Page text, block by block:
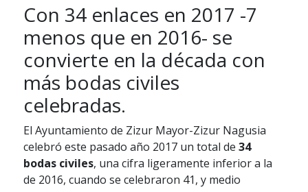
Con 34 enlaces en 2017 -7
menos que en 2016- se
convierte en la década con
más bodas civiles
celebradas.
El Ayuntamiento de Zizur Mayor-Zizur Nagusia
celebró este pasado año 2017 un total de 34
bodas civiles, una cifra ligeramente inferior a la
de 2016, cuando se celebraron 41, y medio